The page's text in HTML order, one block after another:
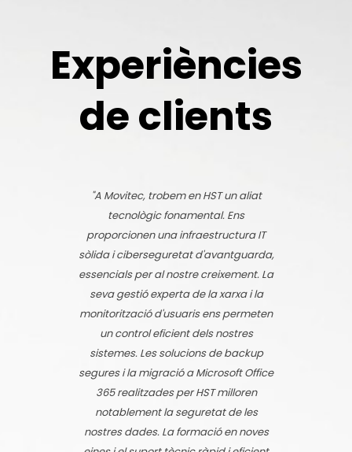
Experiències
de clients
"A Movitec, trobem en HST un aliat
tecnològic fonamental. Ens
proporcionen una infraestructura IT
sòlida i ciberseguretat d'avantguarda,
essencials per al nostre creixement. La
seva gestió experta de la xarxa i la
monitorització d'usuaris ens permeten
un control eficient dels nostres
sistemes. Les solucions de backup
segures i la migració a Microsoft Office
365 realitzades per HST milloren
notablement la seguretat de les
nostres dades. La formació en noves